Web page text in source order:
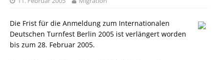
Die Frist für die Anmeldung zum Internationalen
Deutschen Turnfest Berlin 2005 ist verlängert worden
bis zum 28. Februar 2005.